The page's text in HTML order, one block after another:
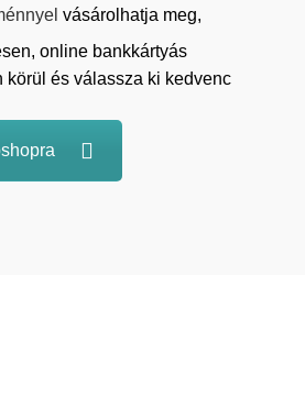
vásárolhatja meg,
online bankkártyás
körül és válassza ki kedvenc